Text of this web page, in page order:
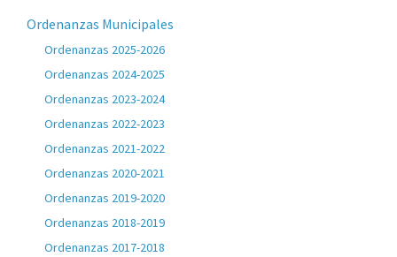
Ordenanzas Municipales
Ordenanzas 2025-2026
Ordenanzas 2024-2025
Ordenanzas 2023-2024
Ordenanzas 2022-2023
Ordenanzas 2021-2022
Ordenanzas 2020-2021
Ordenanzas 2019-2020
Ordenanzas 2018-2019
Ordenanzas 2017-2018